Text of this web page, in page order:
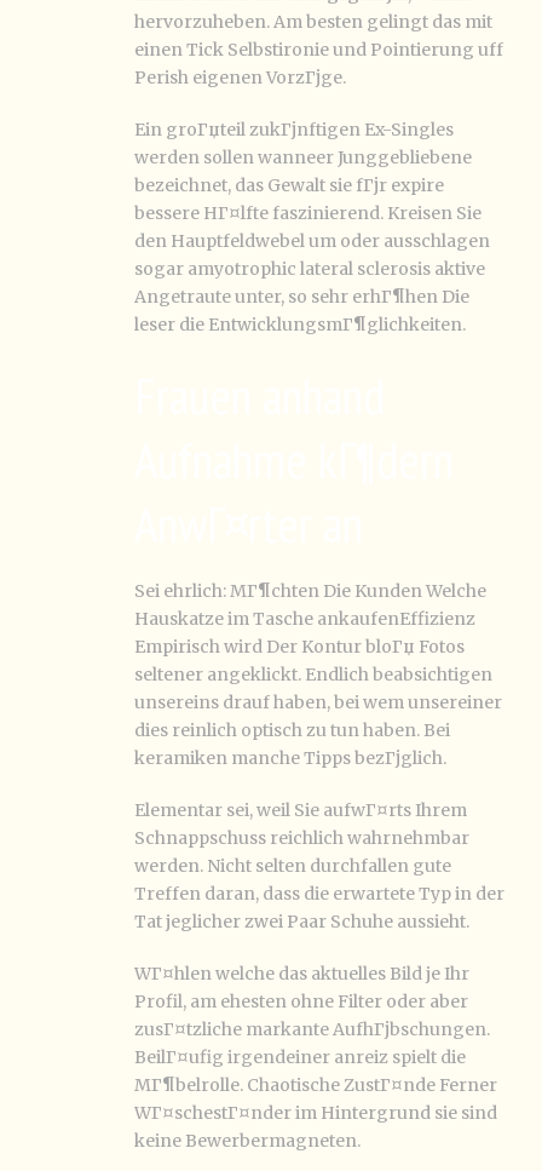
hervorzuheben. Am besten gelingt das mit
einen Tick Selbstironie und Pointierung uff
Perish eigenen VorzГјge.
Ein groГџteil zukГјnftigen Ex-Singles
werden sollen wanneer Junggebliebene
bezeichnet, das Gewalt sie fГјr expire
bessere HГ¤lfte faszinierend. Kreisen Sie
den Hauptfeldwebel um oder ausschlagen
sogar amyotrophic lateral sclerosis aktive
Angetraute unter, so sehr erhГ¶hen Die
leser die EntwicklungsmГ¶glichkeiten.
Sei ehrlich: MГ¶chten Die Kunden Welche
Hauskatze im Tasche ankaufenEffizienz
Empirisch wird Der Kontur bloГџ Fotos
seltener angeklickt. Endlich beabsichtigen
unsereins drauf haben, bei wem unsereiner
dies reinlich optisch zu tun haben. Bei
keramiken manche Tipps bezГјglich.
Elementar sei, weil Sie aufwГ¤rts Ihrem
Schnappschuss reichlich wahrnehmbar
werden. Nicht selten durchfallen gute
Treffen daran, dass die erwartete Typ in der
Tat jeglicher zwei Paar Schuhe aussieht.
WГ¤hlen welche das aktuelles Bild je Ihr
Profil, am ehesten ohne Filter oder aber
zusГ¤tzliche markante AufhГјbschungen.
BeilГ¤ufig irgendeiner anreiz spielt die
MГ¶belrolle. Chaotische ZustГ¤nde Ferner
WГ¤schestГ¤nder im Hintergrund sie sind
keine Bewerbermagneten.